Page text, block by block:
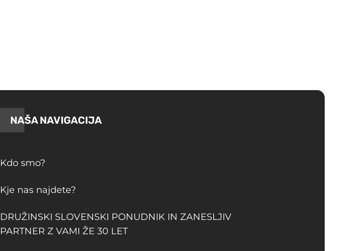
NAŠA NAVIGACIJA
Kdo smo?
Kje nas najdete?
DRUŽINSKI SLOVENSKI PONUDNIK IN ZANESLJIV
PARTNER Z VAMI ŽE 30 LET